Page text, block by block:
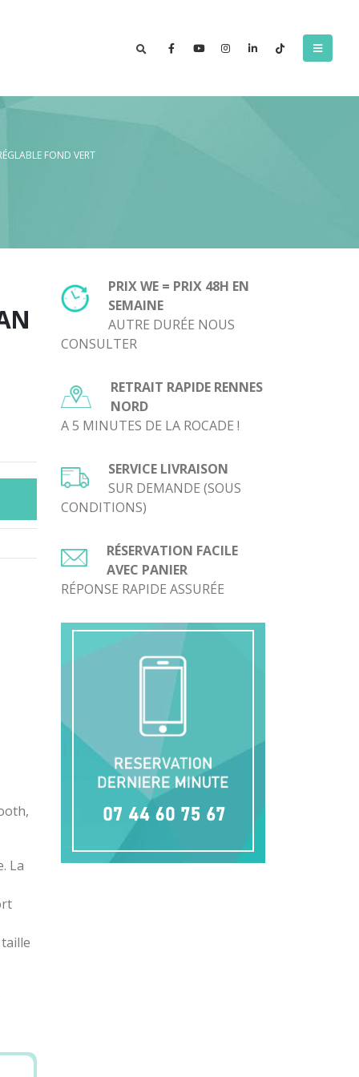
FOND VERT
La
PRIX WE = PRIX 48H EN
SEMAINE
AUTRE DURÉE NOUS
CONSULTER
RETRAIT RAPIDE RENNES
NORD
A 5 MINUTES DE LA ROCADE !
SERVICE LIVRAISON
SUR DEMANDE (SOUS
CONDITIONS)
RÉSERVATION FACILE
AVEC PANIER
RÉPONSE RAPIDE ASSURÉE